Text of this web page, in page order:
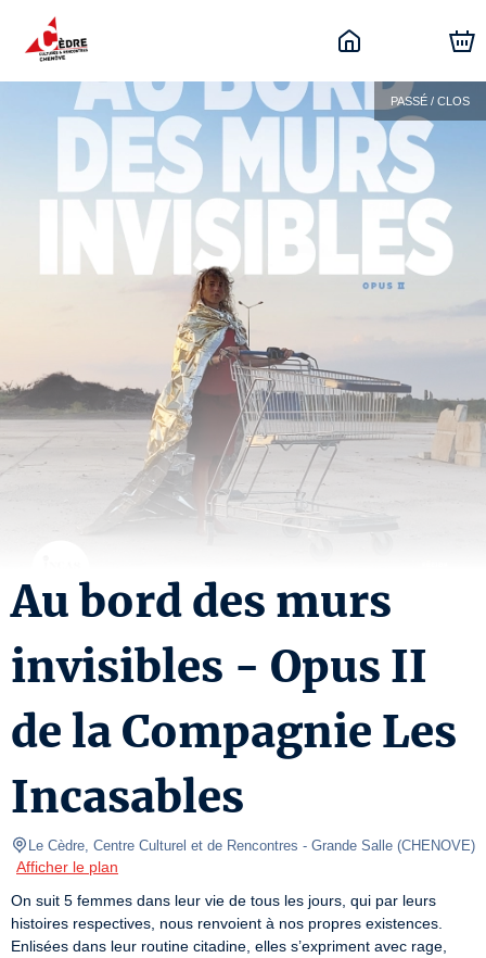
PASSÉ / CLOS
Au bord des murs
invisibles - Opus II
de la Compagnie Les
Incasables
Le Cèdre, Centre Culturel et de Rencontres - Grande Salle (CHENOVE)
Afficher le plan
On suit 5 femmes dans leur vie de tous les jours, qui par leurs
histoires respectives, nous renvoient à nos propres existences.
Enlisées dans leur routine citadine, elles s’expriment avec rage,